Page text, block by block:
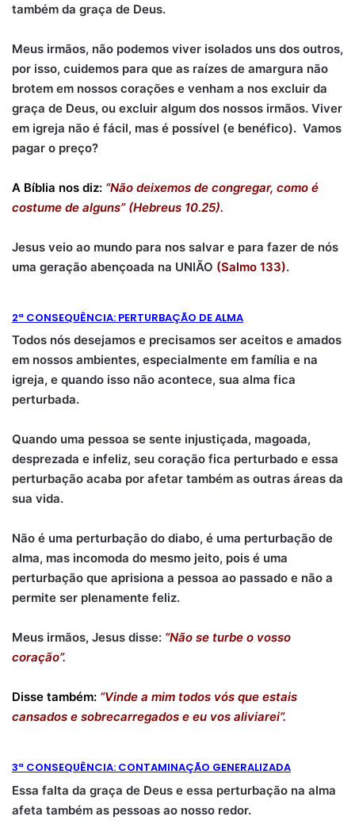
também da graça de Deus.
Meus irmãos, não podemos viver isolados uns dos outros,
por isso, cuidemos para que as raízes de amargura não
brotem em nossos corações e venham a nos excluir da
graça de Deus, ou excluir algum dos nossos irmãos. Viver
em igreja não é fácil, mas é possível (e benéfico). Vamos
pagar o preço?
A Bíblia nos diz: “Não deixemos de congregar, como é
costume de alguns” (Hebreus 10.25).
Jesus veio ao mundo para nos salvar e para fazer de nós
uma geração abençoada na UNIÃO (Salmo 133).
2ª CONSEQUÊNCIA: PERTURBAÇÃO DE ALMA
Todos nós desejamos e precisamos ser aceitos e amados
em nossos ambientes, especialmente em família e na
igreja, e quando isso não acontece, sua alma fica
perturbada.
Quando uma pessoa se sente injustiçada, magoada,
desprezada e infeliz, seu coração fica perturbado e essa
perturbação acaba por afetar também as outras áreas da
sua vida.
Não é uma perturbação do diabo, é uma perturbação de
alma, mas incomoda do mesmo jeito, pois é uma
perturbação que aprisiona a pessoa ao passado e não a
permite ser plenamente feliz.
Meus irmãos, Jesus disse: “Não se turbe o vosso
coração”.
Disse também: “Vinde a mim todos vós que estais
cansados e sobrecarregados e eu vos aliviarei”.
3ª CONSEQUÊNCIA: CONTAMINAÇÃO GENERALIZADA
Essa falta da graça de Deus e essa perturbação na alma
afeta também as pessoas ao nosso redor.